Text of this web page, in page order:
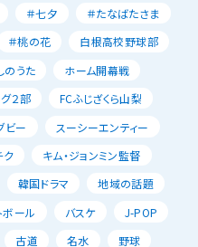
＃七夕
＃たなばたさま
＃桃の花
白根高校野球部
のうた
ホーム開幕戦
２部
FCふじざくら山梨
ビー
スーシーエンティー
ク
キム・ジョンミン監督
韓国ドラマ
地域の話題
ボール バスケ
J-POP
古道 名水
野球